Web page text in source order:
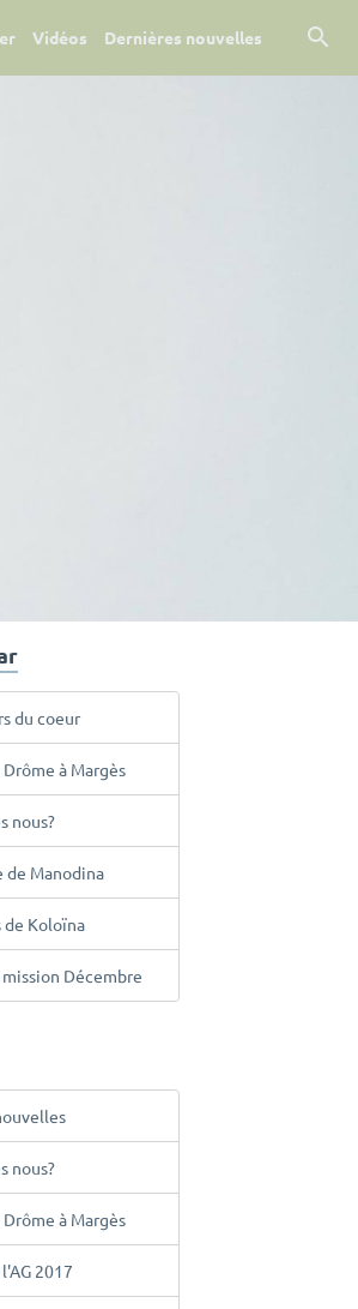
Vidéos Dernières nouvelles
du coeur
à Margès
nous?
de Manodina
de Koloïna
Décembre
nous?
à Margès
2017